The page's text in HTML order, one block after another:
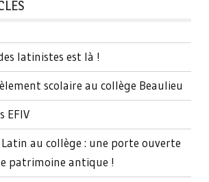
latinistes est là !
scolaire au collège Beaulieu
EFIV
Latin au collège : une porte ouverte
patrimoine antique !